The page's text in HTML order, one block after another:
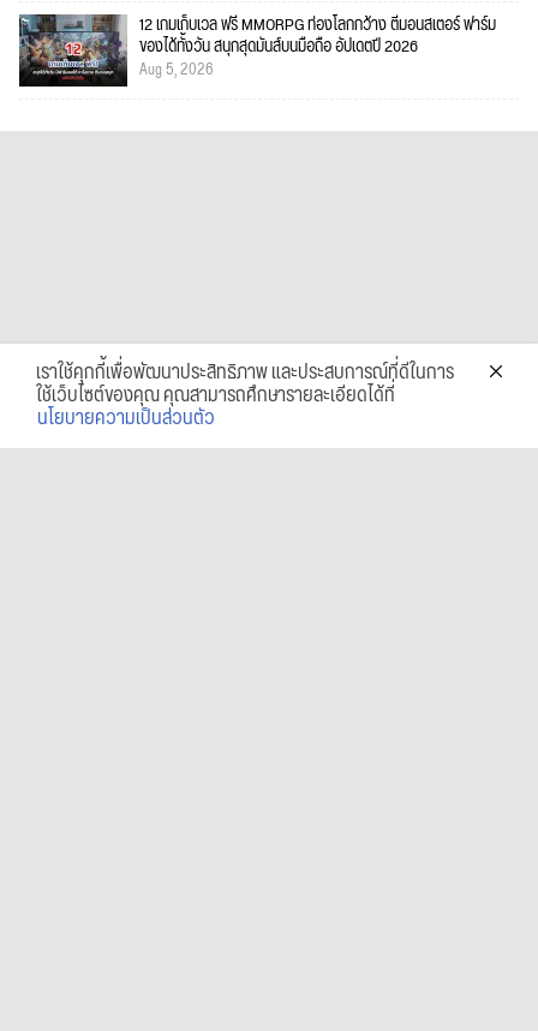
12 เกมเก็บเวล ฟรี MMORPG ท่องโลกกว้าง ตีมอนสเตอร์ ฟาร์ม
ของได้ทั้งวัน สนุกสุดมันส์บนมือถือ อัปเดตปี 2026
Aug 5, 2026
เราใช้คุกกี้เพื่อพัฒนาประสิทธิภาพ และประสบการณ์ที่ดีในการ
ใช้เว็บไซต์ของคุณ คุณสามารถศึกษารายละเอียดได้ที่
นโยบายความเป็นส่วนตัว